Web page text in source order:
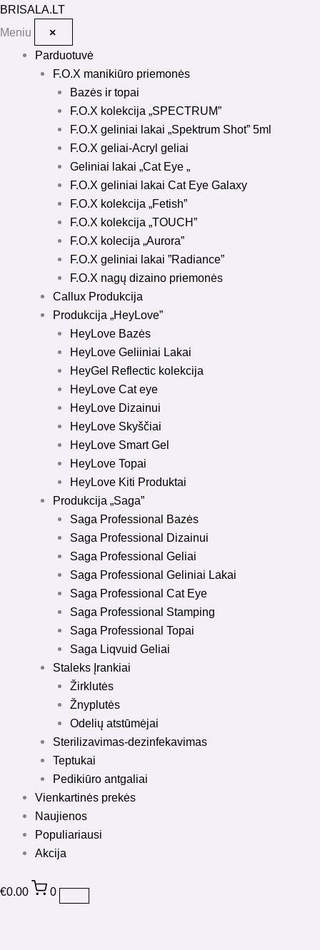
BRISALA.LT
Meniu
×
Parduotuvė
F.O.X manikiūro priemonės
Bazės ir topai
F.O.X kolekcija „SPECTRUM”
F.O.X geliniai lakai „Spektrum Shot” 5ml
F.O.X geliai-Acryl geliai
Geliniai lakai „Cat Eye „
F.O.X geliniai lakai Cat Eye Galaxy
F.O.X kolekcija „Fetish”
F.O.X kolekcija „TOUCH”
F.O.X kolecija „Aurora”
F.O.X geliniai lakai ”Radiance”
F.O.X nagų dizaino priemonės
Callux Produkcija
Produkcija „HeyLove”
HeyLove Bazės
HeyLove Geliiniai Lakai
HeyGel Reflectic kolekcija
HeyLove Cat eye
HeyLove Dizainui
HeyLove Skyščiai
HeyLove Smart Gel
HeyLove Topai
HeyLove Kiti Produktai
Produkcija „Saga”
Saga Professional Bazės
Saga Professional Dizainui
Saga Professional Geliai
Saga Professional Geliniai Lakai
Saga Professional Cat Eye
Saga Professional Stamping
Saga Professional Topai
Saga Liqvuid Geliai
Staleks Įrankiai
Žirklutės
Žnyplutės
Odelių atstūmėjai
Sterilizavimas-dezinfekavimas
Teptukai
Pedikiūro antgaliai
Vienkartinės prekės
Naujienos
Populiariausi
Akcija
€0.00 0
Pereiti
prie